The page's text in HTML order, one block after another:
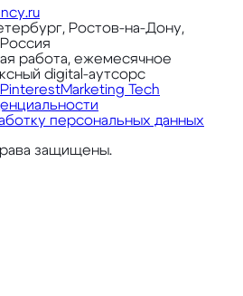
Ростов-на-Дону,
работа, ежемесячное
digital-аутсорс
PinterestMarketing Tech
персональных данных
защищены.